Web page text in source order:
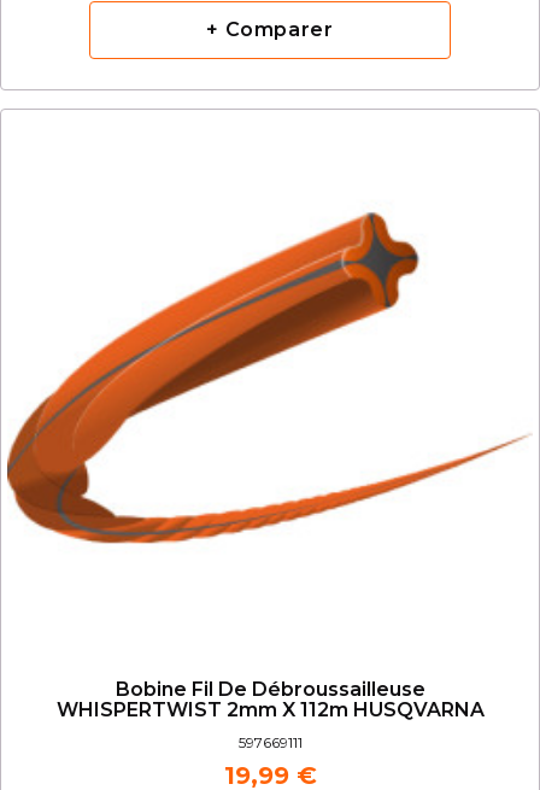
+ Comparer
Bobine Fil De Débroussailleuse
WHISPERTWIST 2mm X 112m HUSQVARNA
597669111
19,99 €